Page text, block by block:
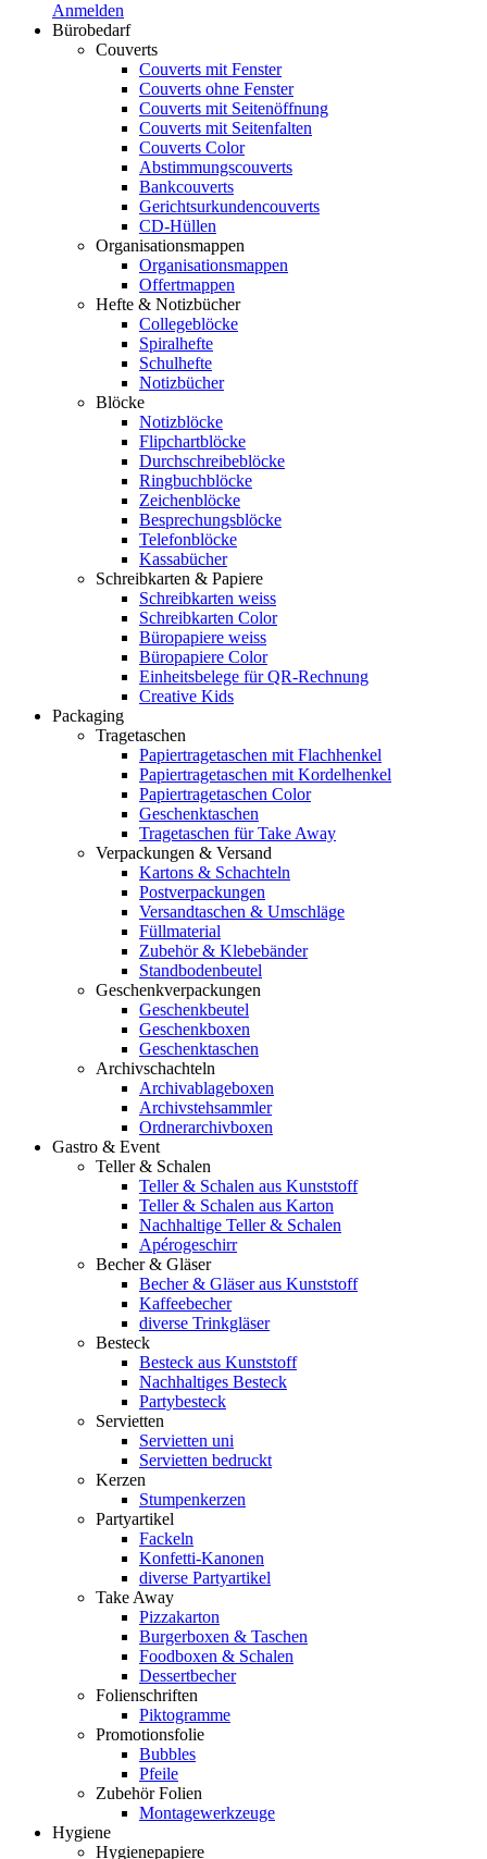
Anmelden
Bürobedarf
Couverts
Couverts mit Fenster
Couverts ohne Fenster
Couverts mit Seitenöffnung
Couverts mit Seitenfalten
Couverts Color
Abstimmungscouverts
Bankcouverts
Gerichtsurkundencouverts
CD-Hüllen
Organisationsmappen
Organisationsmappen
Offertmappen
Hefte & Notizbücher
Collegeblöcke
Spiralhefte
Schulhefte
Notizbücher
Blöcke
Notizblöcke
Flipchartblöcke
Durchschreibeblöcke
Ringbuchblöcke
Zeichenblöcke
Besprechungsblöcke
Telefonblöcke
Kassabücher
Schreibkarten & Papiere
Schreibkarten weiss
Schreibkarten Color
Büropapiere weiss
Büropapiere Color
Einheitsbelege für QR-Rechnung
Creative Kids
Packaging
Tragetaschen
Papiertragetaschen mit Flachhenkel
Papiertragetaschen mit Kordelhenkel
Papiertragetaschen Color
Geschenktaschen
Tragetaschen für Take Away
Verpackungen & Versand
Kartons & Schachteln
Postverpackungen
Versandtaschen & Umschläge
Füllmaterial
Zubehör & Klebebänder
Standbodenbeutel
Geschenkverpackungen
Geschenkbeutel
Geschenkboxen
Geschenktaschen
Archivschachteln
Archivablageboxen
Archivstehsammler
Ordnerarchivboxen
Gastro & Event
Teller & Schalen
Teller & Schalen aus Kunststoff
Teller & Schalen aus Karton
Nachhaltige Teller & Schalen
Apérogeschirr
Becher & Gläser
Becher & Gläser aus Kunststoff
Kaffeebecher
diverse Trinkgläser
Besteck
Besteck aus Kunststoff
Nachhaltiges Besteck
Partybesteck
Servietten
Servietten uni
Servietten bedruckt
Kerzen
Stumpenkerzen
Partyartikel
Fackeln
Konfetti-Kanonen
diverse Partyartikel
Take Away
Pizzakarton
Burgerboxen & Taschen
Foodboxen & Schalen
Dessertbecher
Folienschriften
Piktogramme
Promotionsfolie
Bubbles
Pfeile
Zubehör Folien
Montagewerkzeuge
Hygiene
Hygienepapiere